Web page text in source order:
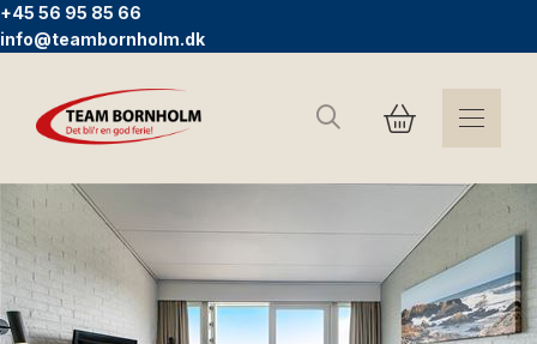
+45 56 95 85 66
info@teambornholm.dk
Søg